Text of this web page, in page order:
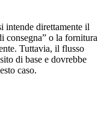
direttamente il
consegna” o la fornitura
Tuttavia, il flusso
di base e dovrebbe
caso.